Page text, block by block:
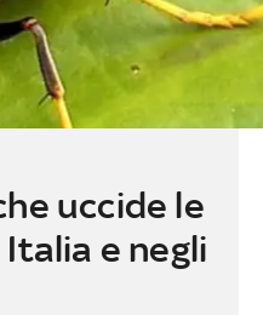
uccide le
e negli